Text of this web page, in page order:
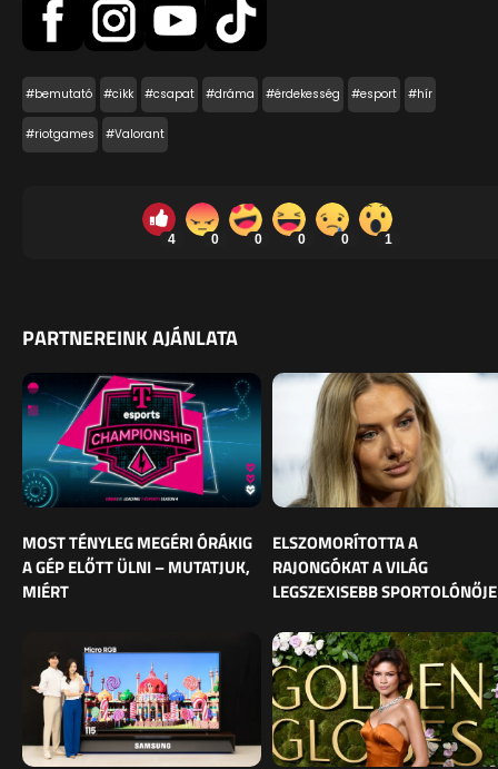
#bemutató #cikk #csapat #dráma #érdekesség #esport #hír
#riotgames #Valorant
4 0 0 0 0 1
PARTNEREINK AJÁNLATA
MOST TÉNYLEG MEGÉRI ÓRÁKIG
A GÉP ELŐTT ÜLNI – MUTATJUK,
MIÉRT
ELSZOMORÍTOTTA A
RAJONGÓKAT A VILÁG
LEGSZEXISEBB SPORTOLÓNŐJE